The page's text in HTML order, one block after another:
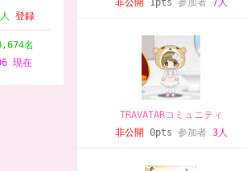
登録
名
現在
非公開 1pts 参加者 7人
TRAVATARコミュニティ
非公開 0pts 参加者 3人